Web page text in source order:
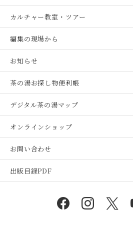
カルチャー教室・ツアー
編集の現場から
お知らせ
茶の湯お探し物便利帳
デジタル茶の湯マップ
オンラインショップ
お問い合わせ
出版目録PDF